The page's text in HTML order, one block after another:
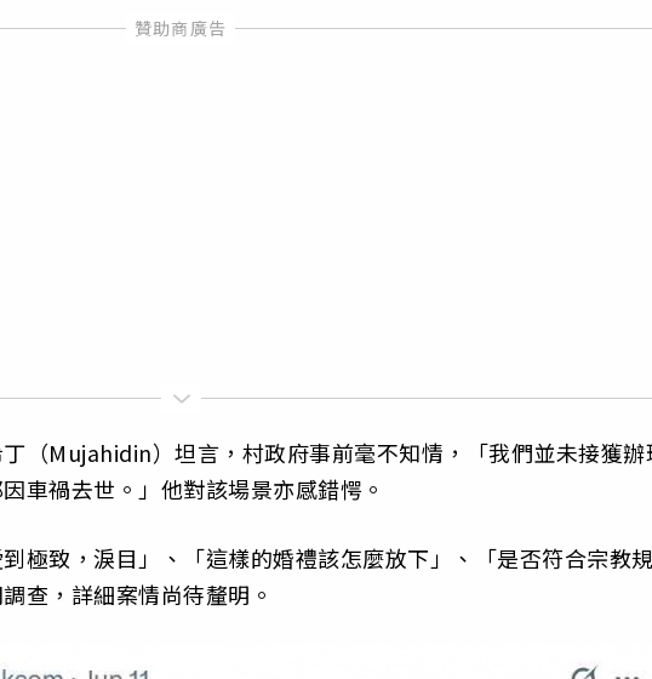
（Mujahidin）坦言，村政府事前毫不知情，「我們並未接獲辦
車禍去世。」他對該場景亦感錯愕。
極致，淚目」、「這樣的婚禮該怎麼放下」、「是否符合宗教
查，詳細案情尚待釐明。